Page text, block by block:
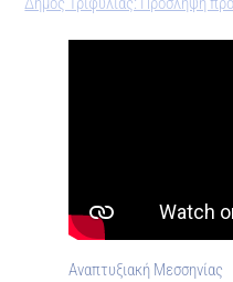
Αναπτυξιακή Μεσσηνίας